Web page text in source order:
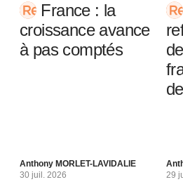
France : la
croissance avance
à pas comptés
Anthony MORLET-LAVIDALIE
30 juil. 2026
29